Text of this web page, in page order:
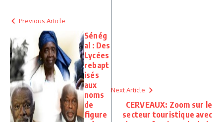
Previous Article
Sénég
al : Des
Lycées
rebapt
isés
aux
noms
de
figure
Next Article
CERVEAUX: Zoom sur le
secteur touristique avec